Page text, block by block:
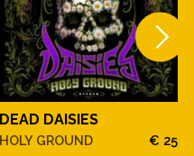
DEAD DAISIES
HOLY GROUND € 25